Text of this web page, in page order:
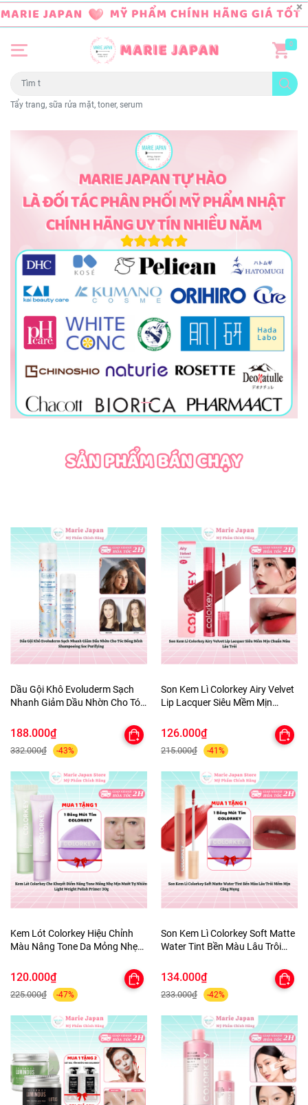
Tẩy trang, sữa rửa mặt, toner, serum
0
Dầu Gội Khô Evoluderm Sạch
Nhanh Giảm Dầu Nhờn Cho Tóc
Purifying
188.000₫
332.000₫ -43%
Son Kem Lì Colorkey Airy Velvet
Lip Lacquer Siêu Mềm Mịn
126.000₫
215.000₫ -41%
Kem Lót Colorkey Hiệu Chỉnh
Màu Nâng Tone Da Mỏng Nhẹ
Primer 30g - TẶNG 1 BÔNG MÚT
120.000₫
225.000₫ -47%
Son Kem Lì Colorkey Soft Matte
Water Tint Bền Màu Lâu Trôi
MÚT TÍM
134.000₫
233.000₫ -42%